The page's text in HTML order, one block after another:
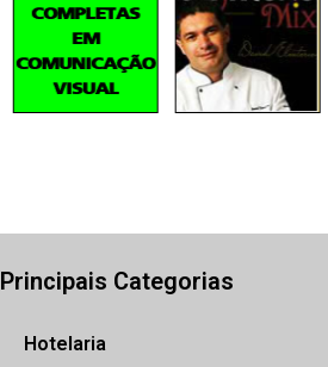
Principais Categorias
Hotelaria